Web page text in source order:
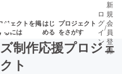
ジェクトを掲
るには
はじ
める
プロジェクト
をさがす
ロ
グ
イ
ン
/
新
規
会
員
登
録
制作応援プロジェ
クト